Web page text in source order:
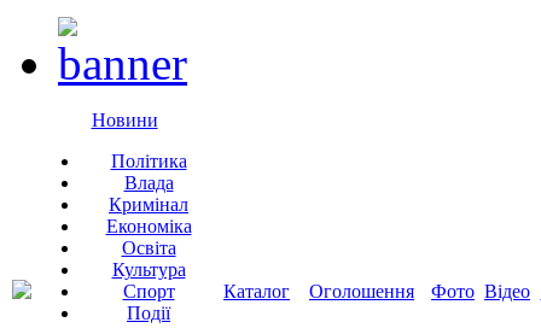
Новини
Політика
Влада
Кримінал
Економіка
Освіта
Культура
Спорт
Події
Каталог Оголошення Фото Відео